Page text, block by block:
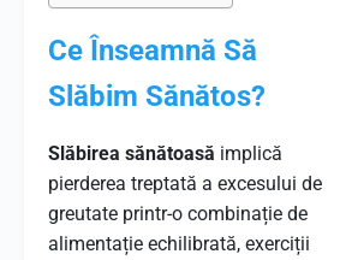
Ce Înseamnă Să
Slăbim Sănătos?
Slăbirea sănătoasă implică
pierderea treptată a excesului de
greutate printr-o combinație de
alimentație echilibrată, exerciții